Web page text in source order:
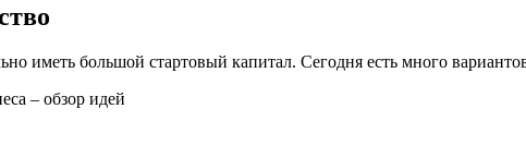
иметь большой стартовый капитал. Сегодня есть много
– обзор идей